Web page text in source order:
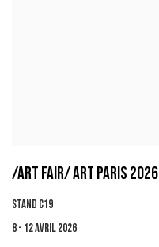
/ART FAIR/ ART PARIS 2026
STAND C19
8 - 12 AVRIL 2026